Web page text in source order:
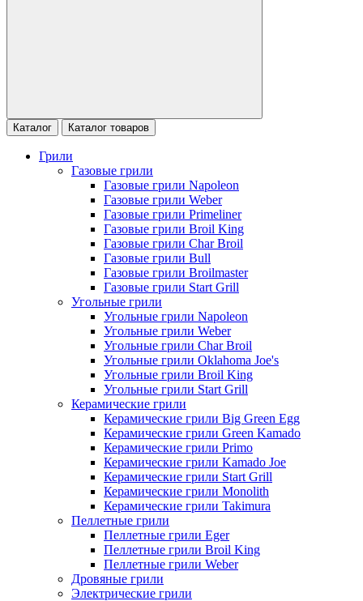
Каталог Каталог товаров
Грили
Газовые грили
Газовые грили Napoleon
Газовые грили Weber
Газовые грили Primeliner
Газовые грили Broil King
Газовые грили Char Broil
Газовые грили Bull
Газовые грили Broilmaster
Газовые грили Start Grill
Угольные грили
Угольные грили Napoleon
Угольные грили Weber
Угольные грили Char Broil
Угольные грили Oklahoma Joe's
Угольные грили Broil King
Угольные грили Start Grill
Керамические грили
Керамические грили Big Green Egg
Керамические грили Green Kamado
Керамические грили Primo
Керамические грили Kamado Joe
Керамические грили Start Grill
Керамические грили Monolith
Керамические грили Takimura
Пеллетные грили
Пеллетные грили Eger
Пеллетные грили Broil King
Пеллетные грили Weber
Дровяные грили
Электрические грили